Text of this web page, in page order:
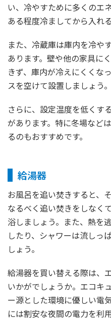
い、冷やすために多くのエ
ある程度冷ましてから入れ
また、冷蔵庫は庫内を冷や
あります。壁や他の家具に
きず、庫内が冷えにくくな
スを空けて設置しましょう。
さらに、設定温度を低くす
があります。特に冬場など
るのもおすすめです。
給湯器
お風呂を追い焚きすると、
なるべく追い焚きをしなく
浴しましょう。また、熱を
したり、シャワーは流しっ
しょう。
給湯器を買い替える際は、
いかがでしょうか。エコキ
ー源とした環境に優しい電
には割安な夜間の電力を利